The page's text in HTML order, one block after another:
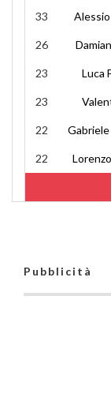
33
26
23 Luca
23
22
22
Pubblicità